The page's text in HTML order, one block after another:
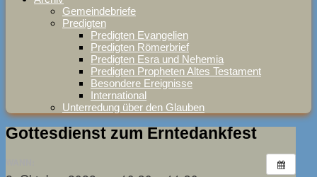
Gemeindebriefe
Predigten
Predigten Evangelien
Predigten Römerbrief
Predigten Esra und Nehemia
Predigten Propheten Altes Testament
Besondere Ereignisse
International
Unterredung über den Glauben
Gottesdienst zum Erntedankfest